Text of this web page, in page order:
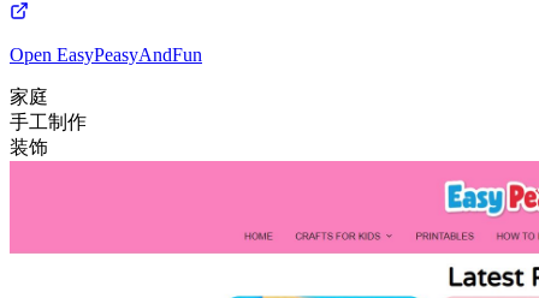
Open EasyPeasyAndFun
家庭
手工制作
装饰